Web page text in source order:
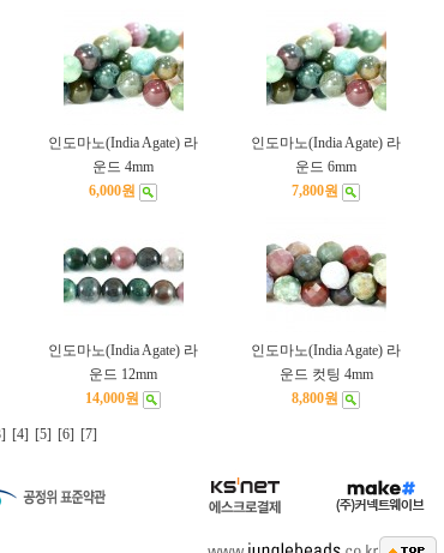
인도마노(India Agate) 라
운드 4mm
6,000원
인도마노(India Agate) 라
운드 6mm
7,800원
인도마노(India Agate) 라
운드 12mm
14,000원
인도마노(India Agate) 라
운드 컷팅 4mm
8,800원
[4] [5] [6] [7]